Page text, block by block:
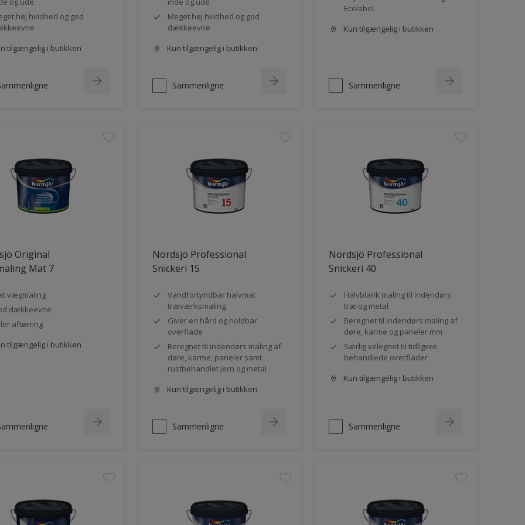
høj hvidhed og god
tilgængelig i butikken
Meget høj hvidhed og god
dækkeevne
Kun tilgængelig i butikken
Sammenligne
Ecolabel.
Kun tilgængelig i butikken
Sammenligne
Original
Mat 7
vægmaling
dækkeevne
aftørring
tilgængelig i butikken
Nordsjö Professional
Snickeri 15
Vandfortyndbar halvmat
træværksmaling
Giver en hård og holdbar
overflade
Beregnet til indendørs maling af
døre, karme, paneler samt
rustbehandlet jern og metal
Kun tilgængelig i butikken
Sammenligne
Nordsjö Professional
Snickeri 40
Halvblank maling til indendørs
træ og metal
Beregnet til indendørs maling af
døre, karme og paneler mm
Særlig velegnet til tidligere
behandlede overflader
Kun tilgængelig i butikken
Sammenligne